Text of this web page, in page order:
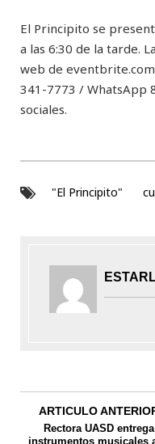
El Principito se
a las 6:30 de la tarde.
web de
341-7773 / WhatsApp
sociales.
"El Principito"
ARTICULO
Rectora UASD entrega
instrumentos musicales